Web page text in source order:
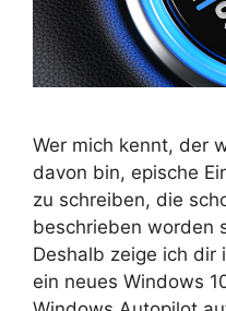
Wer mich kennt, der
davon bin, epische
zu schreiben, die
beschrieben worden
Deshalb zeige ich
ein neues Windows